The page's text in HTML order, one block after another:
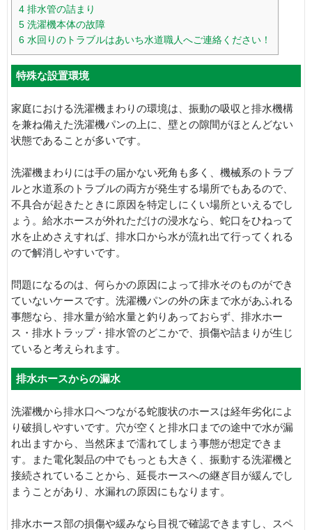
4 排水管の詰まり
5 洗濯機本体の故障
6 水回りのトラブルはあいち水道職人へご連絡ください！
特殊な設置環境
家庭における洗濯機まわりの環境は、振動の吸収と排水機構
を兼ね備えた洗濯機パンの上に、壁との隙間がほとんどない
状態であることが多いです。
洗濯機まわりには手の届かない死角も多く、機械系のトラブ
ルと水道系のトラブルの両方が発生する場所でもあるので、
不具合が起きたときに原因を特定しにくい場所といえるでし
ょう。給水ホースが外れただけの浸水なら、蛇口をひねって
水を止めさえすれば、排水口から水が流れ出て行ってくれる
ので解消しやすいです。
問題になるのは、何らかの原因によって排水そのものができ
ていないケースです。洗濯機パンの外の床まで水があふれる
事態なら、排水量が給水量と釣りあっておらず、排水ホー
ス・排水トラップ・排水管のどこかで、損傷や詰まりが生じ
ていると考えられます。
排水ホースからの漏水
洗濯機から排水口へつながる蛇腹状のホースは経年劣化によ
り破損しやすいです。穴が空くと排水口までの途中で水が漏
れ出ますから、当然床まで濡れてしまう事態が想定できま
す。また電化製品の中でもっとも大きく、振動する洗濯機と
接続されていることから、延長ホースへの継ぎ目が緩んでし
まうことがあり、水漏れの原因にもなります。
排水ホース部の損傷や緩みなら目視で確認できますし、スペ